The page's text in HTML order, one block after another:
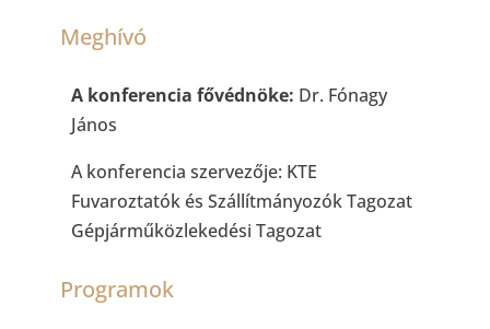
Meghívó
A konferencia fővédnöke: Dr. Fónagy
János
A konferencia szervezője: KTE
Fuvaroztatók és Szállítmányozók Tagozat
Gépjárműközlekedési Tagozat
Programok